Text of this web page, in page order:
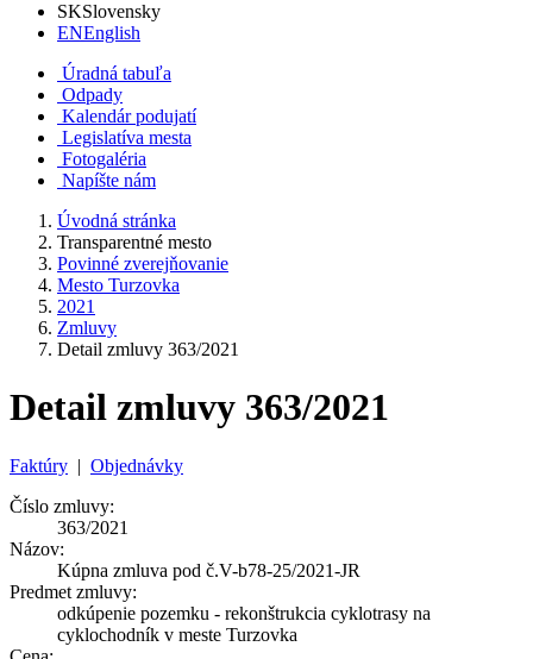
SKSlovensky
ENEnglish
Úradná tabuľa
Odpady
Kalendár podujatí
Legislatíva mesta
Fotogaléria
Napíšte nám
Úvodná stránka
Transparentné mesto
Povinné zverejňovanie
Mesto Turzovka
2021
Zmluvy
Detail zmluvy 363/2021
Detail zmluvy 363/2021
Faktúry | Objednávky
Číslo zmluvy:
363/2021
Názov:
Kúpna zmluva pod č.V-b78-25/2021-JR
Predmet zmluvy:
odkúpenie pozemku - rekonštrukcia cyklotrasy na
cyklochodník v meste Turzovka